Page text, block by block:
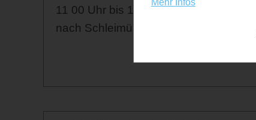
11 00 Uhr bis 13 10 Uhr Schleifahrt
nach Schleimünde
Mehr Infos